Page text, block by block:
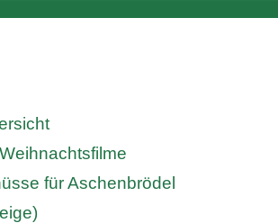
für Aschenbrödel